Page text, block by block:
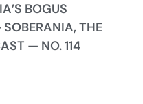
BOGUS
THE
— NO. 114